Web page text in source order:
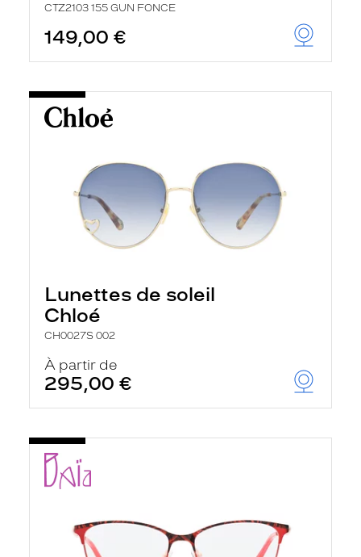
CTZ2103 155 GUN FONCE
149,00 €
Lunettes de soleil
Chloé
CH0027S 002
À partir de
295,00 €